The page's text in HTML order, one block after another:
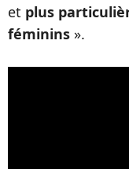
et plus
féminins ».